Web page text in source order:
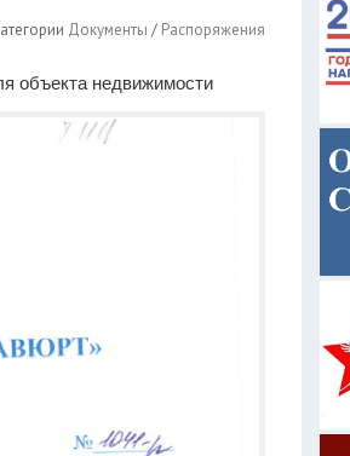
Документы / Распоряжения
объекта недвижимости